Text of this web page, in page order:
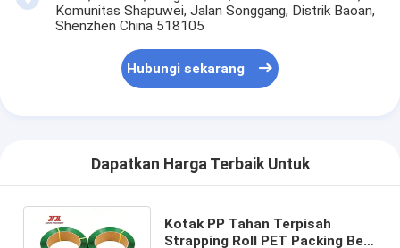
Komunitas Shapuwei, Jalan Songgang, Distrik Baoan,
Shenzhen China 518105
Hubungi sekarang
Dapatkan Harga Terbaik Untuk
Kotak PP Tahan Terpisah
Strapping Roll PET Packing Belt